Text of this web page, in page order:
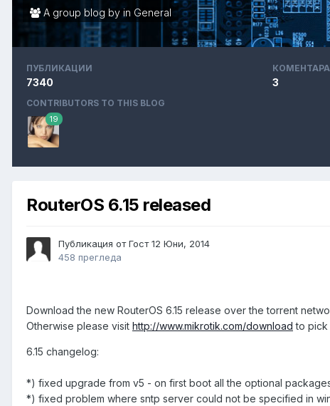
A group blog by in General
ПУБЛИКАЦИИ
7340
КОМЕНТАРА
3
CONTRIBUTORS TO THIS BLOG
19
RouterOS 6.15 released
Публикация от Гост12 Юни, 2014
458 прегледа
Download the new RouterOS 6.15 release over the torrent
Otherwise please visit http://www.mikrotik.com/download to pick
6.15 changelog:
*) fixed upgrade from v5 - on first boot all the optional
*) fixed problem where sntp server could not be specified in